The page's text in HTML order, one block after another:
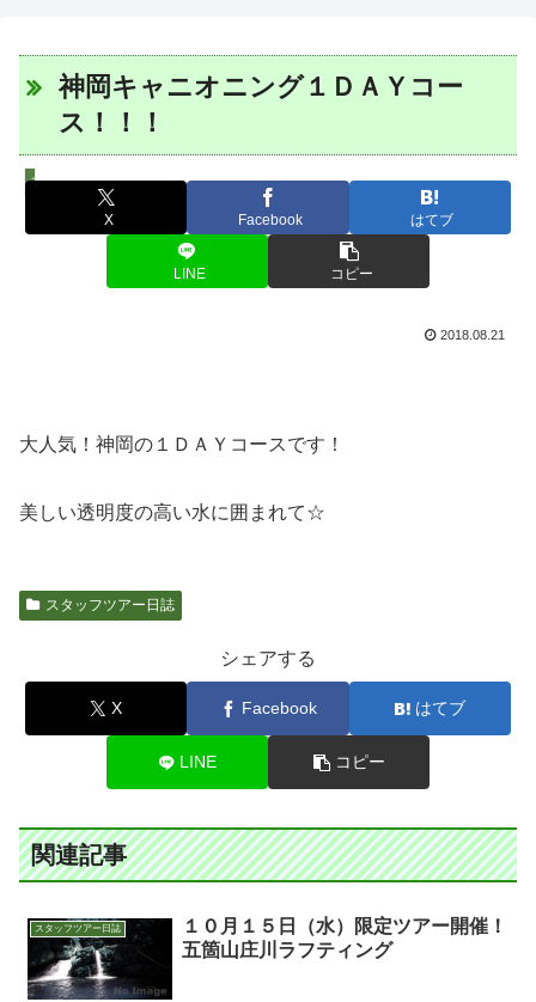
神岡キャニオニング１ＤＡＹコー
ス！！！
スタッフツアー日誌
X Facebook はてブ
LINE コピー
2018.08.21
大人気！神岡の１ＤＡＹコースです！
美しい透明度の高い水に囲まれて☆
スタッフツアー日誌
シェアする
X Facebook はてブ
LINE コピー
関連記事
スタッフツアー日誌
１０月１５日（水）限定ツアー開催！
五箇山庄川ラフティング